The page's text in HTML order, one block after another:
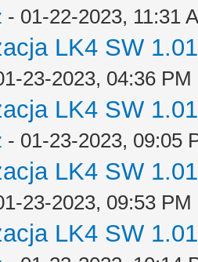
- 01-22-2023, 11:31
LK4 SW
23-2023, 04:36 PM
LK4 SW
- 01-23-2023, 09:05
LK4 SW
23-2023, 09:53 PM
LK4 SW